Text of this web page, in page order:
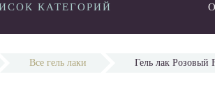
КАТЕГОРИЙ
Все гель лаки Гель лак